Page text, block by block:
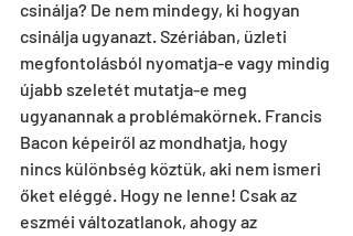
csinálja? De nem mindegy, ki hogyan
csinálja ugyanazt. Szériában, üzleti
megfontolásból nyomatja-e vagy mindig
újabb szeletét mutatja-e meg
ugyanannak a problémakörnek. Francis
Bacon képeiről az mondhatja, hogy
nincs különbség köztük, aki nem ismeri
őket eléggé. Hogy ne lenne! Csak az
eszméi változatlanok, ahogy az